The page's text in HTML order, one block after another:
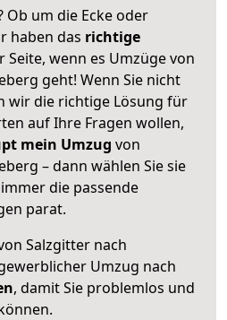
Ob um die Ecke oder
haben das richtige
Seite, wenn es Umzüge von
geht! Wenn Sie nicht
wir die richtige Lösung für
auf Ihre Fragen wollen,
mein Umzug von
– dann wählen Sie sie
die passende
parat.
Salzgitter nach
Umzug nach
, damit Sie problemlos und